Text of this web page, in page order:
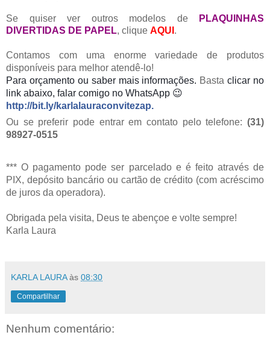
Se quiser ver outros modelos de
PLAQUINHAS
DIVERTIDAS DE PAPEL, clique AQUI .
Contamos com uma enorme variedade de produtos
disponíveis para melhor atendê-lo!
Para orçamentoou saber mais informações. Bastaclicar no
link abaixo, falar comigo no WhatsApp 😉
http://bit.ly/karlalauraconvitezap.
Ou se preferir pode entrar em contato pelo telefone: (31)
98927-0515
*** O pagamento pode ser parcelado e é feito através de
PIX, depósito bancário ou cartão de crédito (com acréscimo
de juros da operadora).
Obrigada pela visita, Deus te abençoe e volte sempre!
Karla Laura
KARLA LAURA às 08:30
Compartilhar
Nenhum comentário: